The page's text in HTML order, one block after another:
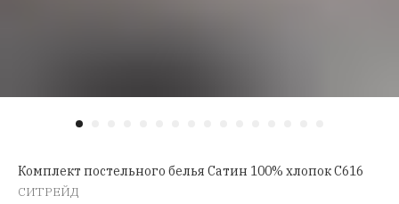
Комплект постельного белья Сатин 100% хлопок C616
СИТРЕЙД